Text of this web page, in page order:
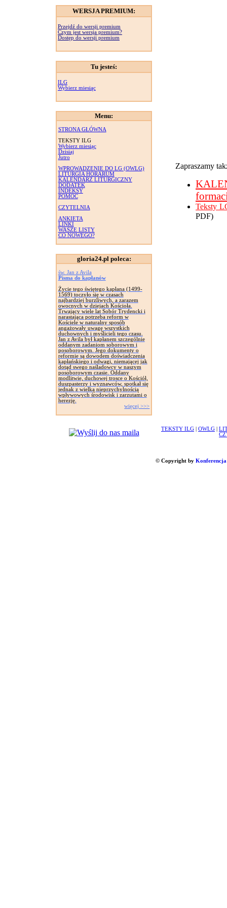
WERSJA PREMIUM:
Przejdź do wersji premium
Czym jest wersja premium?
Dostęp do wersji premium
Tu jesteś:
ILG
Wybierz miesiąc
Menu:
STRONA GŁÓWNA
TEKSTY ILG
Wybierz miesiąc
Dzisiaj
Jutro
WPROWADZENIE DO LG (OWLG)
LITURGIA HORARUM
KALENDARZ LITURGICZNY
DODATEK
INDEKSY
POMOC
CZYTELNIA
ANKIETA
LINKI
WASZE LISTY
CO NOWEGO?
gloria24.pl poleca:
św. Jan z Avila
Pisma do kapłanów
Życie tego świętego kapłana (1499-
1569) toczyło się w czasach
najbardziej burzliwych, a zarazem
owocnych w dziejach Kościoła.
Trwający wiele lat Sobór Trydencki i
narastająca potrzeba reform w
Kościele w naturalny sposób
angażowały uwagę wszystkich
duchownych i myślicieli tego czasu.
Jan z Avila był kapłanem szczególnie
oddanym zadaniom soborowym i
posoborowym. Jego dokumenty o
reformie są dowodem doświadczenia
kapłańskiego i odwagi, niemającej jak
dotąd swego naśladowcy w naszym
posoborowym czasie. Oddany
modlitwie, duchowej trosce o Kościół,
duszpasterzy i wyznawców, spotkał się
jednak z wielką nieprzychylnością
wpływowych środowisk i zarzutami o
herezję.
więcej >>>
Zapraszamy
Teksty
PDF)
TEKSTY ILG OWLG
© Copyright by Konferencja